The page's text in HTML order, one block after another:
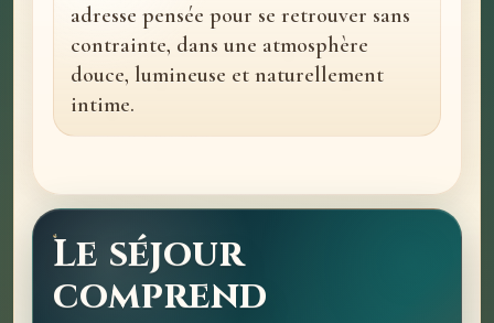
adresse pensée pour se retrouver sans
contrainte, dans une atmosphère
douce, lumineuse et naturellement
intime.
Le séjour
comprend